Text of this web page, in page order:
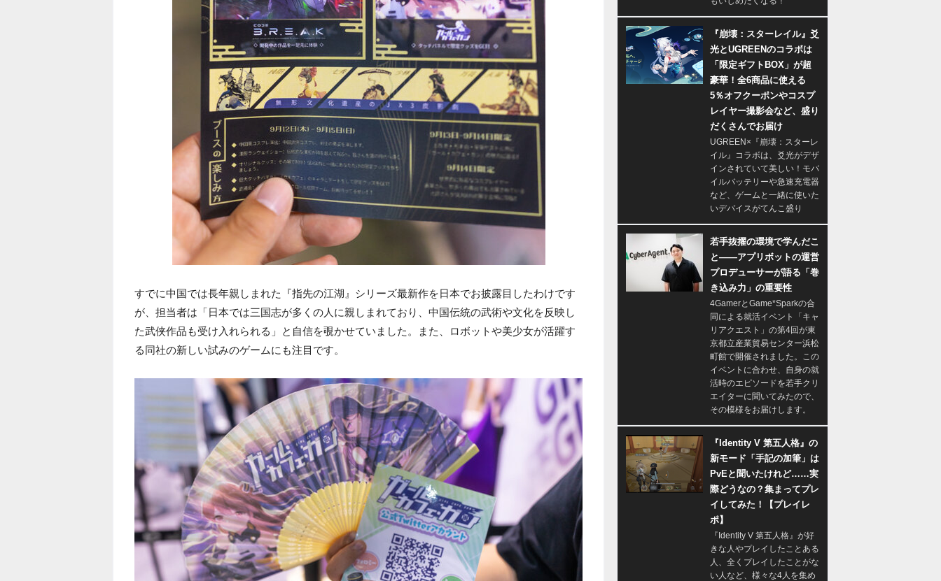
すでに中国では長年親しまれた『指先の江湖』シリーズ最新作を日本でお披露目したわけです
が、担当者は「日本では三国志が多くの人に親しまれており、中国伝統の武術や文化を反映し
た武侠作品も受け入れられる」と自信を覗かせていました。また、ロボットや美少女が活躍す
る同社の新しい試みのゲームにも注目です。
『崩壊：スターレイル』爻
光とUGREENのコラボは
「限定ギフトBOX」が超
豪華！全6商品に使える
5％オフクーポンやコスプ
レイヤー撮影会など、盛り
だくさんでお届け
UGREEN×『崩壊：スターレ
イル』コラボは、爻光がデザ
インされていて美しい！モバ
イルバッテリーや急速充電器
など、ゲームと一緒に使いた
いデバイスがてんこ盛り
若手抜擢の環境で学んだこ
と――アプリボットの運営
プロデューサーが語る「巻
き込み力」の重要性
4GamerとGame*Sparkの合
同による就活イベント「キャ
リアクエスト」の第4回が東
京都立産業貿易センター浜松
町館で開催されました。この
イベントに合わせ、自身の就
活時のエピソードを若手クリ
エイターに聞いてみたので、
その模様をお届けします。
『Identity V 第五人格』の
新モード「手記の加筆」は
PvEと聞いたけれど……実
際どうなの？集まってプレ
イしてみた！【プレイレ
ポ】
『Identity V 第五人格』が好
きな人やプレイしたことある
人、全くプレイしたことがな
い人など、様々な4人を集め